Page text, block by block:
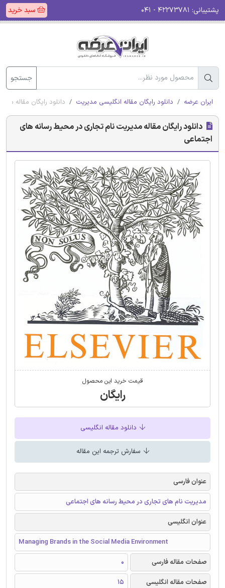
پشتیبانی: سبد خرید
جستجو
ایران عرضه دانلود رایگان مقاله انگلیسی مدیریت دانلود رایگان مقاله
دانلود رایگان مقاله مدیریت نام تجاری در محیط رسانه های
اجتماعی
قیمت خرید این محصول
رایگان
دانلود مقاله انگلیسی
سفارش ترجمه این مقاله
عنوان فارسی
مدیریت نام های تجاری در محیط رسانه های اجتماعی
عنوان انگلیسی
Managing Brands in the Social Media Environment
صفحات مقاله فارسی
0
صفحات مقاله انگلیسی
15